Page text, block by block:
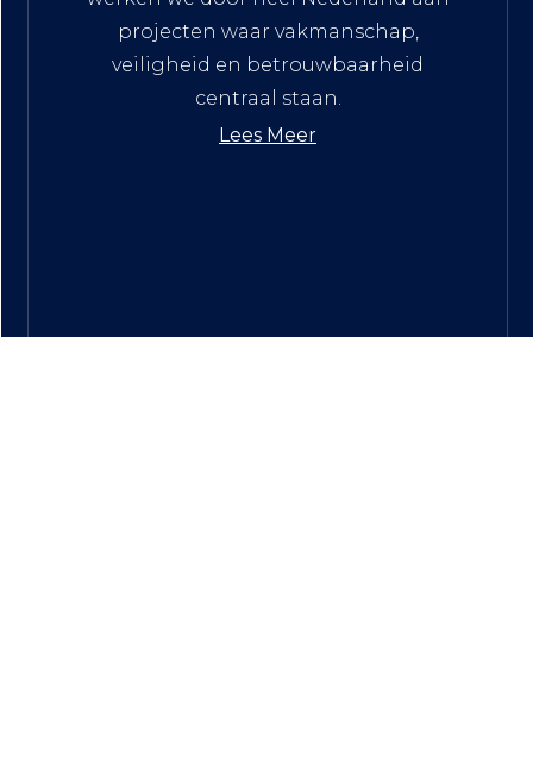
projecten waar vakmanschap,
veiligheid en betrouwbaarheid
centraal staan.
Lees Meer